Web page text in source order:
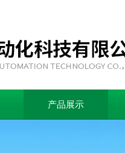
产品展示